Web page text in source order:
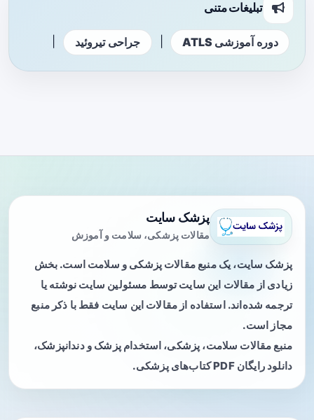
تبلیغات متنی
دوره آموزشی ATLS جراحی تیروئید
پزشک سایت
مقالات پزشکی، سلامت و آموزش
پزشک سایت، یک منبع مقالات پزشکی و سلامت است. بخش
زیادی از مقالات این سایت توسط مسئولین سایت نوشته یا
ترجمه شده‌اند. استفاده از مقالات این سایت فقط با ذکر منبع
مجاز است.
منبع مقالات سلامت، پزشکی، استخدام پزشک و دندانپزشک،
دانلود رایگان PDF کتاب‌های پزشکی.